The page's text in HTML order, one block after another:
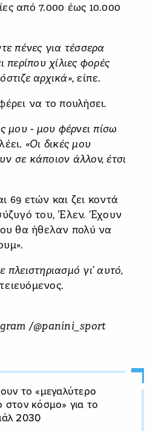
από 7.000 έως 10.000
πένες για τέσσερα
περίπου χίλιες φορές
αρχικά», είπε.
να το πουλήσει.
μου - μου φέρνει πίσω
«Οι δικές μου
σε κάποιον άλλον, έτσι
69 ετών και ζει κοντά
του, Έλεν. Έχουν
θα ήθελαν πολύ να
γι’ αυτό,
/@panini_sport
το «μεγαλύτερο
στον κόσμο» για το
2030